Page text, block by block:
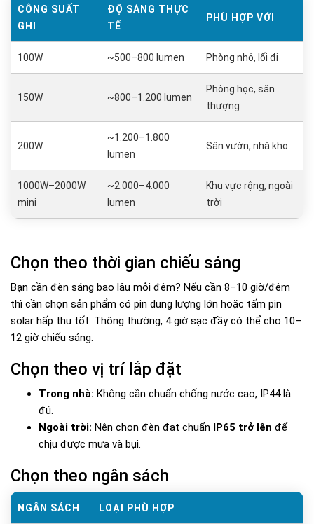
CÔNG SUẤT
GHI
ĐỘ SÁNG THỰC
TẾ
PHÙ HỢP VỚI
100W ~500–800 lumen Phòng nhỏ, lối đi
150W ~800–1.200 lumen
Phòng học, sân
thượng
200W
~1.200–1.800
lumen
Sân vườn, nhà kho
1000W–2000W
mini
~2.000–4.000
lumen
Khu vực rộng, ngoài
trời
Chọn theo thời gian chiếu sáng
Bạn cần đèn sáng bao lâu mỗi đêm? Nếu cần 8–10 giờ/đêm
thì cần chọn sản phẩm có pin dung lượng lớn hoặc tấm pin
solar hấp thu tốt. Thông thường, 4 giờ sạc đầy có thể cho 10–
12 giờ chiếu sáng.
Chọn theo vị trí lắp đặt
Trong nhà: Không cần chuẩn chống nước cao, IP44 là
đủ.
Ngoài trời: Nên chọn đèn đạt chuẩn IP65 trở lên để
chịu được mưa và bụi.
Chọn theo ngân sách
NGÂN SÁCH LOẠI PHÙ HỢP